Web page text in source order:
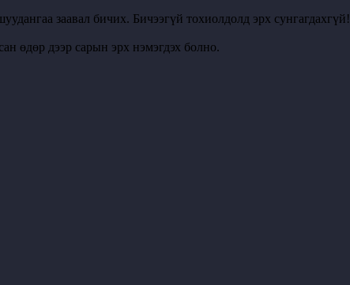
заавал бичих. Бичээгүй тохиолдолд эрх сунгагдахгүй!
өдөр дээр сарын эрх нэмэгдэх болно.